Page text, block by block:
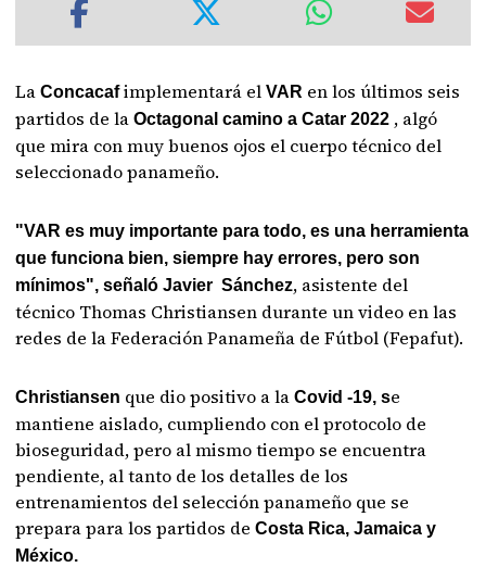
LaConcacafimplementará elVAR en los últimos seis
partidos de laOctagonal camino a Catar 2022 , algó
que mira con muy buenos ojos el cuerpo técnico del
seleccionado panameño.
"VAR es muy importante para todo, es una herramienta
que funciona bien, siempre hay errores, pero son
mínimos", señaló Javier Sánchez, asistente del
técnico Thomas Christiansen durante un video en las
redes de la Federación Panameña de Fútbol (Fepafut).
Christiansen que dio positivo a la Covid -19, se
mantiene aislado, cumpliendo con el protocolo de
bioseguridad, pero al mismo tiempo se encuentra
pendiente, al tanto de los detalles de los
entrenamientos del selección panameño que se
prepara para los partidos deCosta Rica, Jamaica y
México.